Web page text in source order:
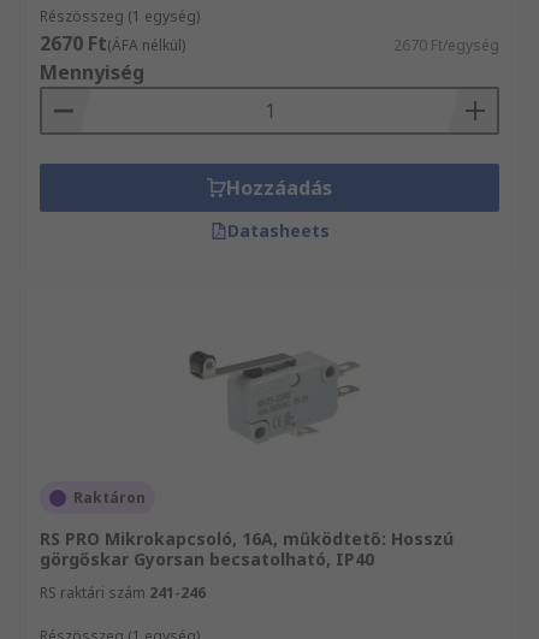
sütők, vagy ahol az ajtót be kell zárni, mielőtt a
készülék áramellátása bekapcsolna.
Mikrokapcsolókat használnak szintező
eszközökben is, mint például az árusító
automatákban használt gépek. Liftben, Ezeket az
eszközöket az ajtóban biztonsági kapcsolóként
használják.a mikrokapcsolók nagyon érzékenyek
lehetnek. Az ilyen minták nagyon pontos
berendezésekben használhatók, olyan, mint
vezérlőáramkörökben.
Részösszeg (1 egység)
2670 Ft(ÁFA nélkül) 2670 Ft/egység
Mennyiség
Hozzáadás
Datasheets
Raktáron
RS PRO Mikrokapcsoló, 16A, működtető: Hosszú
görgőskar Gyorsan becsatolható, IP40
RS raktári szám 241-246